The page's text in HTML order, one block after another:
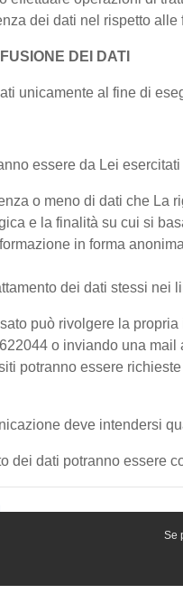
Se
dei dati nel rispetto alle
DEI DATI
unicamente al fine di
essere da Lei
o meno di dati che La
e la finalità su cui si
in forma
dei dati stessi nei
può rivolgere la
o inviando una
potranno essere
deve intendersi
dei dati potranno essere